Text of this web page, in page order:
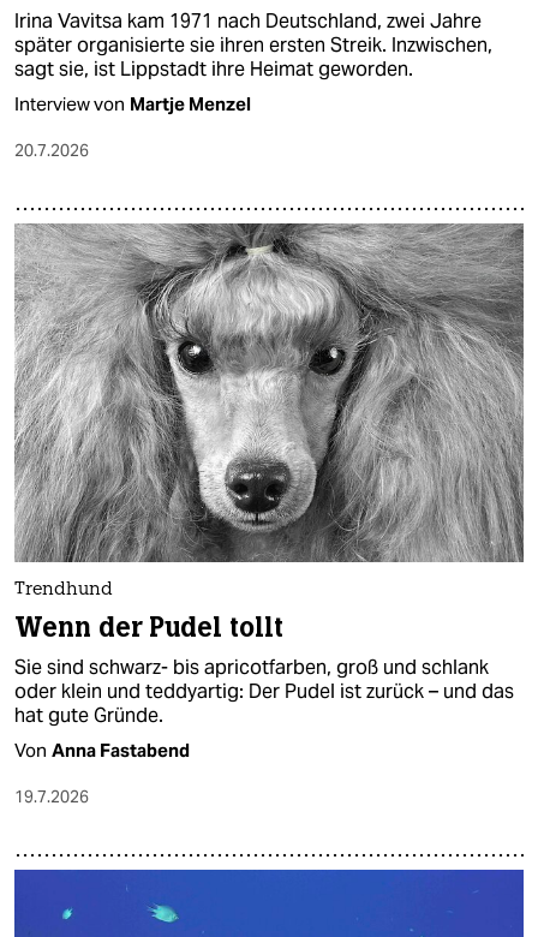
Irina Vavitsa kam 1971 nach Deutschland, zwei Jahre
später organisierte sie ihren ersten Streik. Inzwischen,
sagt sie, ist Lippstadt ihre Heimat geworden.
Interview von Martje Menzel
20.7.2026
Trendhund
Wenn der Pudel tollt
Sie sind schwarz- bis apricotfarben, groß und schlank
oder klein und teddyartig: Der Pudel ist zurück – und das
hat gute Gründe.
Von Anna Fastabend
19.7.2026